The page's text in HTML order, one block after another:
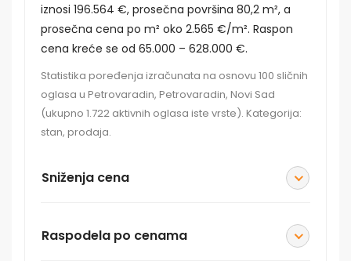
iznosi 196.564 €, prosečna površina 80,2 m², a
prosečna cena po m² oko 2.565 €/m². Raspon
cena kreće se od 65.000 – 628.000 €.
Statistika poređenja izračunata na osnovu 100 sličnih
oglasa u Petrovaradin, Petrovaradin, Novi Sad
(ukupno 1.722 aktivnih oglasa iste vrste). Kategorija:
stan, prodaja.
Sniženja cena
Raspodela po cenama